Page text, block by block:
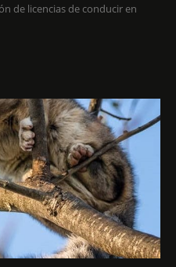
de licencias de conducir en